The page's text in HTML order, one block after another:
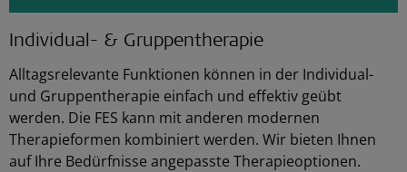
Individual- & Gruppentherapie
Alltagsrelevante Funktionen können in der Individual-
und Gruppentherapie einfach und effektiv geübt
werden. Die FES kann mit anderen modernen
Therapieformen kombiniert werden. Wir bieten Ihnen
auf Ihre Bedürfnisse angepasste Therapieoptionen.